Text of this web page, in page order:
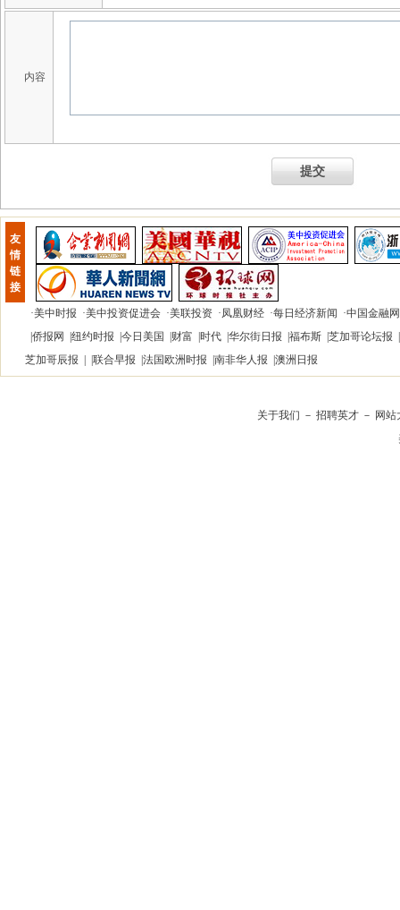
内容
提交
友
情
链
接
·美中时报 ·美中投资促进会 ·美联投资 ·凤凰财经 ·每日经济新闻 ·中国金融网
侨报网 纽约时报 今日美国 财富 时代 华尔街日报 福布斯 芝加哥论坛报
芝加哥辰报
联合早报 法国欧洲时报 南非华人报 澳洲日报
关于我们 － 招聘英才 － 网站